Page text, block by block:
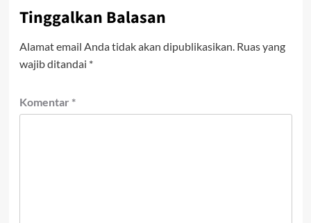
Tinggalkan Balasan
Alamat email Anda tidak akan dipublikasikan. Ruas yang
wajib ditandai *
Komentar *